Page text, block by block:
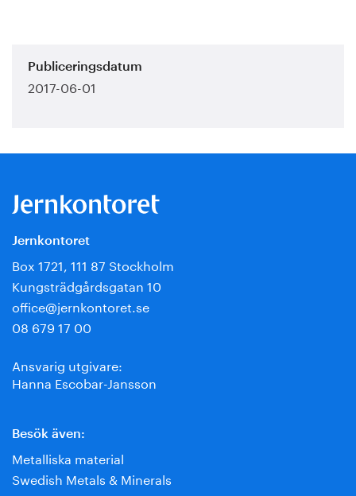
Publiceringsdatum
2017-06-01
Jernkontoret
Box 1721, 111 87 Stockholm
Kungsträdgårdsgatan 10
office@jernkontoret.se
08 679 17 00
Ansvarig utgivare:
Hanna Escobar-Jansson
Besök även:
Metalliska material
Swedish Metals & Minerals